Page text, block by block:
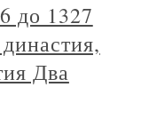
до 1327
Два